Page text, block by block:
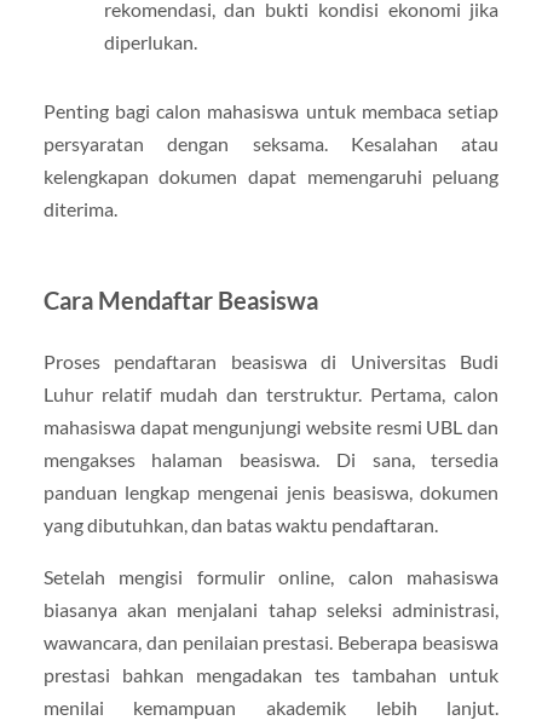
rekomendasi, dan bukti kondisi ekonomi jika
diperlukan.
Penting bagi calon mahasiswa untuk membaca setiap
persyaratan dengan seksama. Kesalahan atau
kelengkapan dokumen dapat memengaruhi peluang
diterima.
Cara Mendaftar Beasiswa
Proses pendaftaran beasiswa di Universitas Budi
Luhur relatif mudah dan terstruktur. Pertama, calon
mahasiswa dapat mengunjungi website resmi UBL dan
mengakses halaman beasiswa. Di sana, tersedia
panduan lengkap mengenai jenis beasiswa, dokumen
yang dibutuhkan, dan batas waktu pendaftaran.
Setelah mengisi formulir online, calon mahasiswa
biasanya akan menjalani tahap seleksi administrasi,
wawancara, dan penilaian prestasi. Beberapa beasiswa
prestasi bahkan mengadakan tes tambahan untuk
menilai kemampuan akademik lebih lanjut.